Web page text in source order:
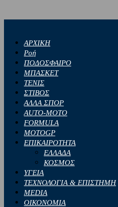
ΑΡΧΙΚΗ
Ροή
ΠΟΔΟΣΦΑΙΡΟ
ΜΠΑΣΚΕΤ
ΤΕΝΙΣ
ΣΤΙΒΟΣ
ΑΛΛΑ ΣΠΟΡ
AUTO-MOTO
FORMULA
MOTOGP
ΕΠΙΚΑΙΡΟΤΗΤΑ
ΕΛΛΑΔΑ
ΚΟΣΜΟΣ
ΥΓΕΙΑ
ΤΕΧΝΟΛΟΓΙΑ & ΕΠΙΣΤΗΜΗ
MEDIA
ΟΙΚΟΝΟΜΙΑ